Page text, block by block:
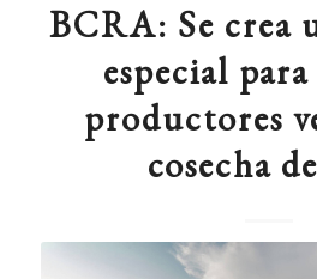
BCRA: Se crea
especial
productores
cosecha